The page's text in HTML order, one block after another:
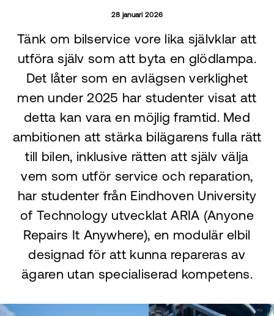
28 januari 2026
Tänk om bilservice vore lika självklar att
utföra själv som att byta en glödlampa.
Det låter som en avlägsen verklighet
men under 2025 har studenter visat att
detta kan vara en möjlig framtid. Med
ambitionen att stärka bilägarens fulla rätt
till bilen, inklusive rätten att själv välja
vem som utför service och reparation,
har studenter från Eindhoven University
of Technology utvecklat ARIA (Anyone
Repairs It Anywhere), en modulär elbil
designad för att kunna repareras av
ägaren utan specialiserad kompetens.